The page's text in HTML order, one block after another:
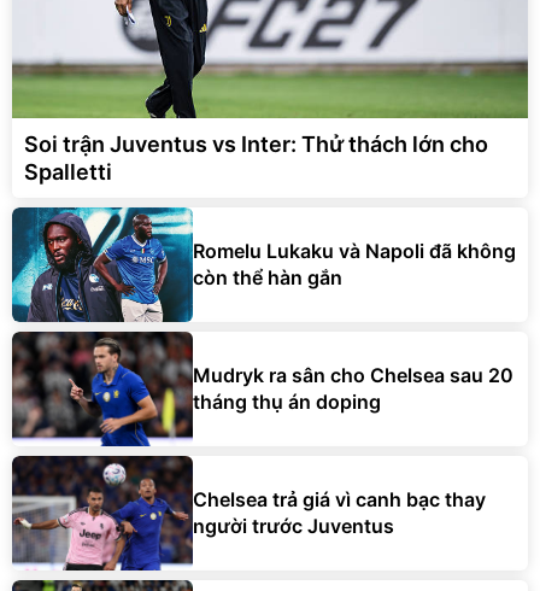
Soi trận Juventus vs Inter: Thử thách lớn cho
Spalletti
Romelu Lukaku và Napoli đã không
còn thể hàn gắn
Mudryk ra sân cho Chelsea sau 20
tháng thụ án doping
Chelsea trả giá vì canh bạc thay
người trước Juventus